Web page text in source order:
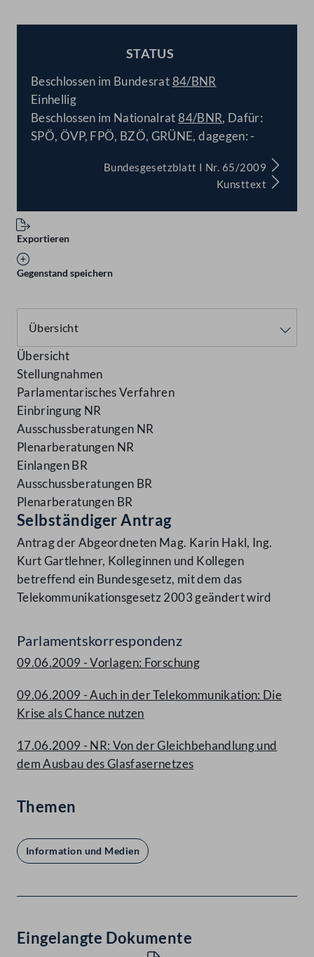
STATUS
Beschlossen im Bundesrat84/BNR
Einhellig
Beschlossen im Nationalrat84/BNR, Dafür:
SPÖ, ÖVP, FPÖ, BZÖ, GRÜNE, dagegen: -
Bundesgesetzblatt I Nr. 65/2009
Kunsttext
Exportieren
Gegenstand speichern
Übersicht
Stellungnahmen
Parlamentarisches Verfahren
Einbringung NR
Ausschussberatungen NR
Plenarberatungen NR
Einlangen BR
Ausschussberatungen BR
Plenarberatungen BR
Selbständiger Antrag
Antrag der Abgeordneten Mag. Karin Hakl, Ing.
Kurt Gartlehner, Kolleginnen und Kollegen
betreffend ein Bundesgesetz, mit dem das
Telekommunikationsgesetz 2003 geändert wird
Parlamentskorrespondenz
09.06.2009 - Vorlagen: Forschung
09.06.2009 - Auch in der Telekommunikation: Die
Krise als Chance nutzen
17.06.2009 - NR: Von der Gleichbehandlung und
dem Ausbau des Glasfasernetzes
Themen
Information und Medien
Eingelangte Dokumente